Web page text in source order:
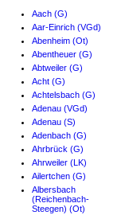
Aach (G)
Aar-Einrich (VGd)
Abenheim (Ot)
Abentheuer (G)
Abtweiler (G)
Acht (G)
Achtelsbach (G)
Adenau (VGd)
Adenau (S)
Adenbach (G)
Ahrbrück (G)
Ahrweiler (LK)
Ailertchen (G)
Albersbach
(Reichenbach-
Steegen) (Ot)